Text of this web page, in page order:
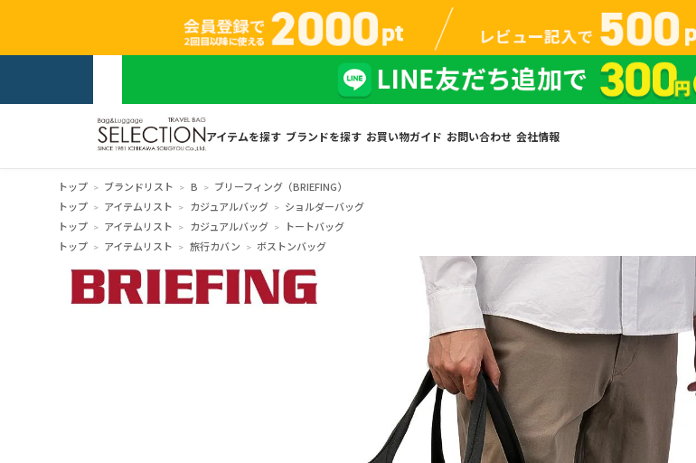
アイテムを探す ブランドを探す お買い物ガイド お問い合わせ 会社情報
トップ ブランドリスト B
ブリーフィング（BRIEFING）
トップ
アイテムリスト カジュアルバッグ
ショルダーバッグ
トップ
アイテムリスト カジュアルバッグ
トートバッグ
トップ
アイテムリスト 旅行カバン ボストンバッグ